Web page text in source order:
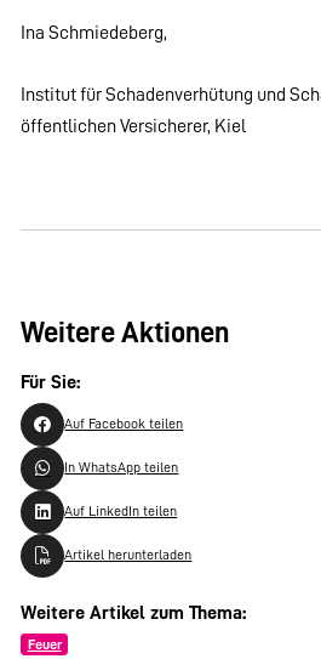
Ina Schmiedeberg,
Institut für Schadenverhütung und
öffentlichen Versicherer, Kiel
Weitere Aktionen
Für Sie:
Auf Facebook teilen
In WhatsApp teilen
Auf LinkedIn teilen
Artikel herunterladen
Weitere Artikel zum Thema:
Feuer